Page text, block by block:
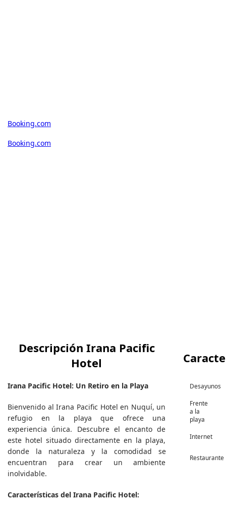
Booking.com
Booking.com
Descripción Irana Pacific
Hotel
Irana Pacific Hotel: Un Retiro en la Playa
Bienvenido al Irana Pacific Hotel en Nuquí, un
refugio en la playa que ofrece una
experiencia única. Descubre el encanto de
este hotel situado directamente en la playa,
donde la naturaleza y la comodidad se
encuentran para crear un ambiente
inolvidable.
Características del Irana Pacific Hotel:
Desayunos
Frente
a la
playa
Internet
Restaurante